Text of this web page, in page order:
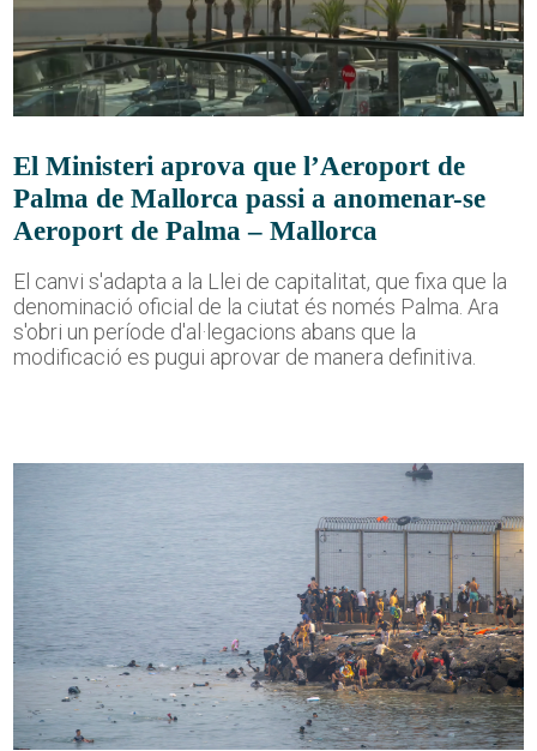
El Ministeri aprova que l’Aeroport de
Palma de Mallorca passi a anomenar-se
Aeroport de Palma – Mallorca
El canvi s'adapta a la Llei de capitalitat, que fixa que la
denominació oficial de la ciutat és només Palma. Ara
s'obri un període d'al·legacions abans que la
modificació es pugui aprovar de manera definitiva.